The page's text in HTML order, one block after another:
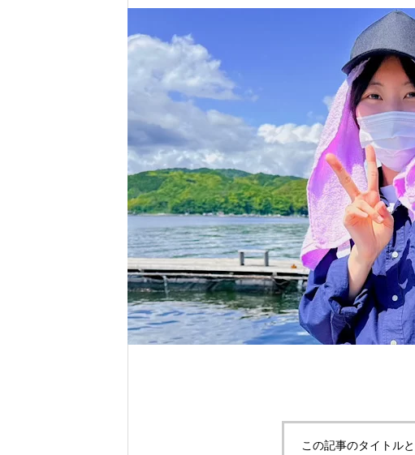
高知県唯一の海上釣堀。さぁ釣りまく
れ！！
自分だけのエサを作ってみよう。
この記事のタイトル